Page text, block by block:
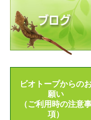
ビオトープからの
願い
（ご利用時の注意
項）